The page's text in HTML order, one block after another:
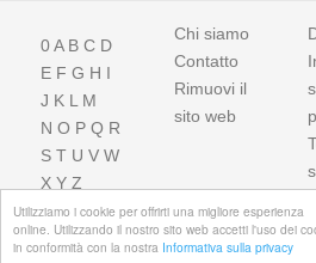
Utilizziamo i cookie per offrirti una migliore esperienza
online. Utilizzando il nostro sito web accetti l'uso dei
in conformità con la nostra Informativa sulla privacy
0A B C D
E F G H I
J K L M
N O P Q R
S T U V W
X Y Z
Chi siamo
Contatto
Rimuovi il
sito web